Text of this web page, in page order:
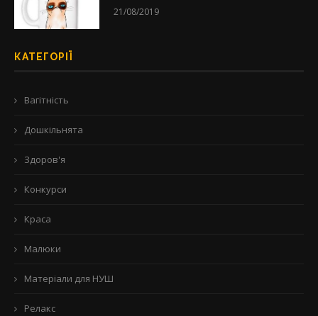
21/08/2019
КАТЕГОРІЇ
Вагітність
Дошкільнята
Здоров'я
Конкурси
Краса
Малюки
Матеріали для НУШ
Релакс